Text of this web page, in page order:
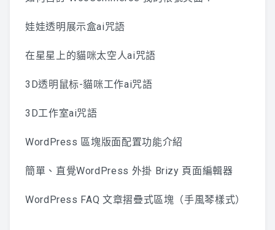
娃娃透明展示盒ai咒語
在星星上的貓咪太空人ai咒語
3D透明鼠标-貓咪工作ai咒語
3D工作室ai咒語
WordPress 區塊版面配置功能介紹
簡單、直覺WordPress 外掛 Brizy 頁面編輯器
WordPress FAQ 文章摺疊式區塊（手風琴樣式）